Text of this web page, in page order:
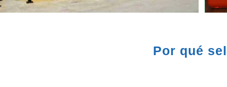
Por qué